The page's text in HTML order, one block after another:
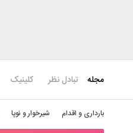
مجله تبادل نظر کلینیک
بارداری و اقدام شیرخوار و نوپا